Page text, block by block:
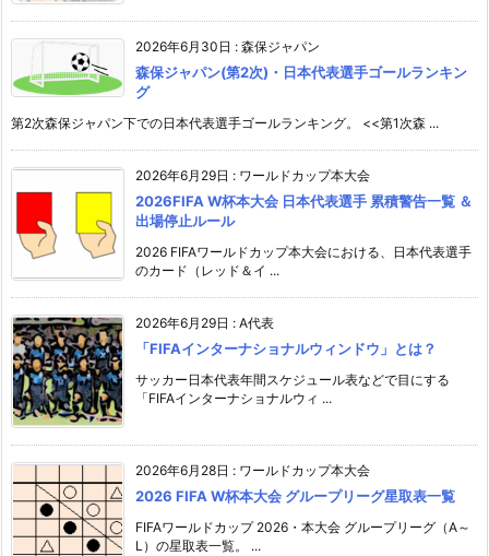
2026年6月30日 : 森保ジャパン
森保ジャパン(第2次)・日本代表選手ゴールランキン
グ
第2次森保ジャパン下での日本代表選手ゴールランキング。 <<第1次森 ...
2026年6月29日 : ワールドカップ本大会
2026FIFA W杯本大会 日本代表選手 累積警告一覧 ＆
出場停止ルール
2026 FIFAワールドカップ本大会における、日本代表選手
のカード（レッド＆イ ...
2026年6月29日 : A代表
「FIFAインターナショナルウィンドウ」とは？
サッカー日本代表年間スケジュール表などで目にする
「FIFAインターナショナルウィ ...
2026年6月28日 : ワールドカップ本大会
2026 FIFA W杯本大会 グループリーグ星取表一覧
FIFAワールドカップ 2026・本大会 グループリーグ（A～
L）の星取表一覧。 ...